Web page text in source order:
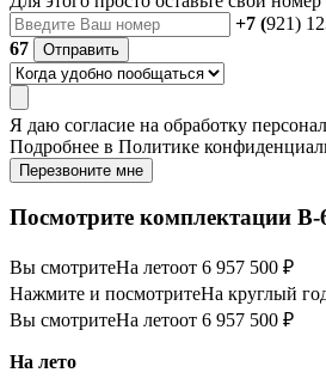
+7 (921)
67
Отправить
Я даю согласие на обработку
Подробнее в Политике
Перезвоните мне
Посмотрите комплектации В-
Вы смотритеНа летоот 6 957 500 ₽
Нажмите и посмотритеНа круглый
Вы смотритеНа летоот 6 957 500 ₽
На лето